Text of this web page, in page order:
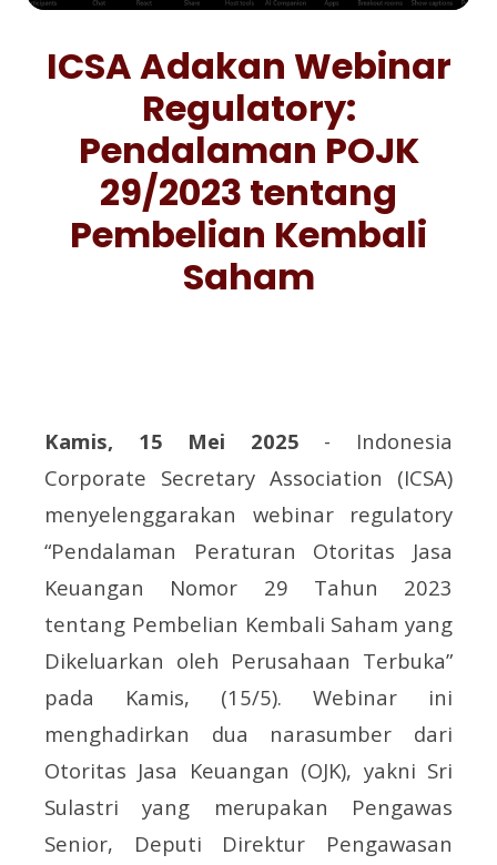
ICSA Adakan Webinar
Regulatory:
Pendalaman POJK
29/2023 tentang
Pembelian Kembali
Saham
Kamis, 15 Mei 2025 - Indonesia
Corporate Secretary Association (ICSA)
menyelenggarakan webinar regulatory
“Pendalaman Peraturan Otoritas Jasa
Keuangan Nomor 29 Tahun 2023
tentang Pembelian Kembali Saham yang
Dikeluarkan oleh Perusahaan Terbuka”
pada Kamis, (15/5). Webinar ini
menghadirkan dua narasumber dari
Otoritas Jasa Keuangan (OJK), yakni Sri
Sulastri yang merupakan Pengawas
Senior, Deputi Direktur Pengawasan